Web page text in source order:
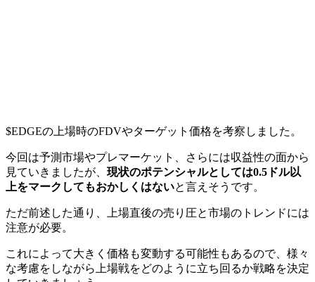
$EDGEの上場時のFDVやターゲット価格を考察しました。
今回は予測市場やプレマーケット、さらには収益性の面から
見ていきましたが、 現状のポテンシャルとしては0.5ドル以
上をマークしてもおかしくはないと言えそうです。
ただ前述した通り、上場直後の売り圧と市場のトレンドには
注意が必要。
これによって大きく価格も変動する可能性もあるので、様々
な考慮をしながら上場戦をどのように立ち回るか戦略を決定